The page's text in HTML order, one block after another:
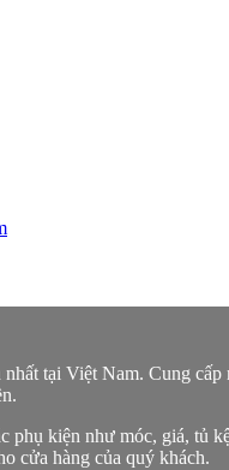
nhất tại Việt Nam. Cung cấp
phụ kiện như móc, giá, tủ
cửa hàng của quý khách.